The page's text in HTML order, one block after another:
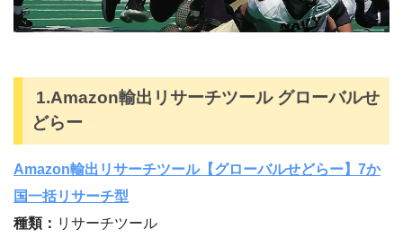
1.Amazon輸出リサーチツール グローバルせ
どらー
Amazon輸出リサーチツール【グローバルせどらー】7か
国一括リサーチ型
種類： リサーチツール